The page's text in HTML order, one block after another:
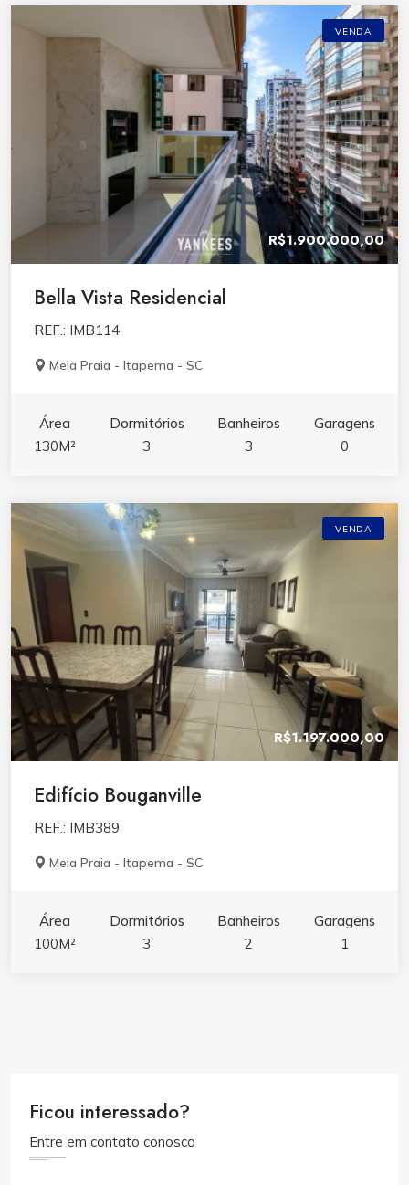
VENDA
R$1.900.000,00
Bella Vista Residencial
REF.: IMB114
Meia Praia - Itapema - SC
Área
130M²
Dormitórios
3
Banheiros
3
Garagens
0
VENDA
R$1.197.000,00
Edifício Bouganville
REF.: IMB389
Meia Praia - Itapema - SC
Área
100M²
Dormitórios
3
Banheiros
2
Garagens
1
Ficou interessado?
Entre em contato conosco